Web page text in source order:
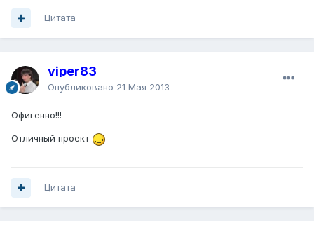
Цитата
viper83
Опубликовано 21 Мая 2013
Офигенно!!!
Отличный проект
Цитата